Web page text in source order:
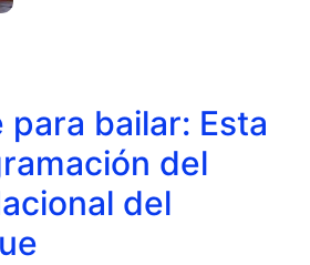
para bailar: Esta
del
del